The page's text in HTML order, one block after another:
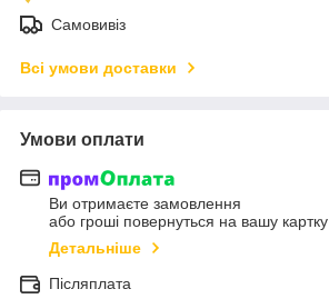
Самовивіз
Всі умови доставки
Умови оплати
Ви отримаєте замовлення
або гроші повернуться на вашу картку
Детальніше
Післяплата